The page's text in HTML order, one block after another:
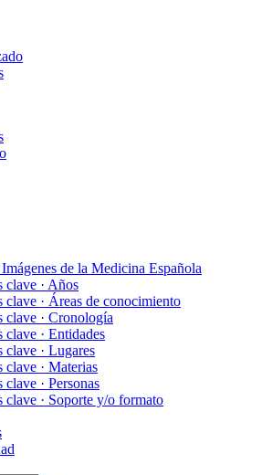
de la Medicina Española
clave · Años
clave · Áreas de conocimiento
clave · Cronología
clave · Entidades
clave · Lugares
clave · Materias
· Personas
clave · Soporte y/o formato